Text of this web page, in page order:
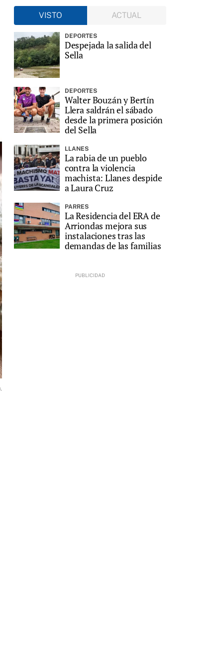
VISTO
ACTUAL
DEPORTES
Despejada la salida del
Sella
DEPORTES
Walter Bouzán y Bertín
Llera saldrán el sábado
desde la primera posición
del Sella
LLANES
La rabia de un pueblo
contra la violencia
machista: Llanes despide
a Laura Cruz
PARRES
La Residencia del ERA de
Arriondas mejora sus
instalaciones tras las
demandas de las familias